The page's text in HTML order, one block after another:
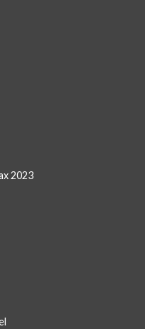
2023